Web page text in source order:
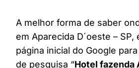
A melhor forma de saber
em Aparecida D´oeste – SP,
página inicial do Google
de pesquisa “Hotel fazenda